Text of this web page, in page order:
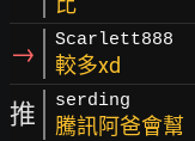
→ Scarlett888
較多xd
推 serding
騰訊阿爸會幫